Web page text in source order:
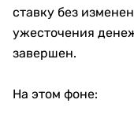
ставку без
ужесточения
завершен.
На этом фоне: